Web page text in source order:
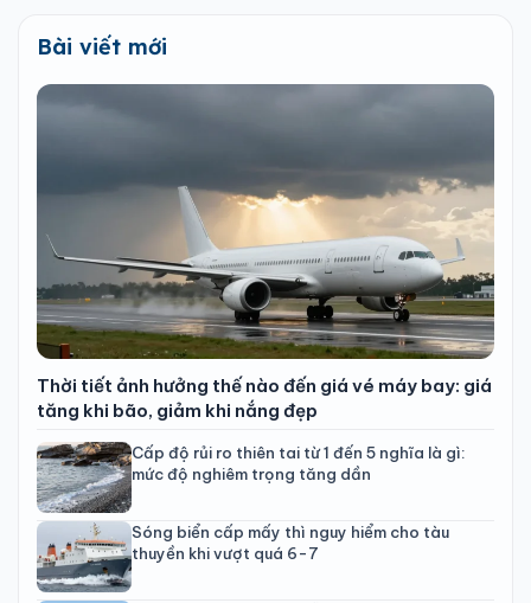
Bài viết mới
Thời tiết ảnh hưởng thế nào đến giá vé máy bay: giá
tăng khi bão, giảm khi nắng đẹp
Cấp độ rủi ro thiên tai từ 1 đến 5 nghĩa là gì:
mức độ nghiêm trọng tăng dần
Sóng biển cấp mấy thì nguy hiểm cho tàu
thuyền khi vượt quá 6-7